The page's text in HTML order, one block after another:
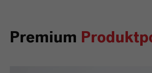
Premium